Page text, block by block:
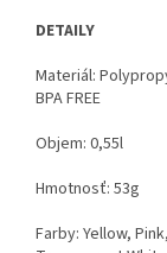
DETAILY
Materiál:
BPA FREE
Objem: 0,55l
Hmotnosť: 53g
Farby: Yellow,